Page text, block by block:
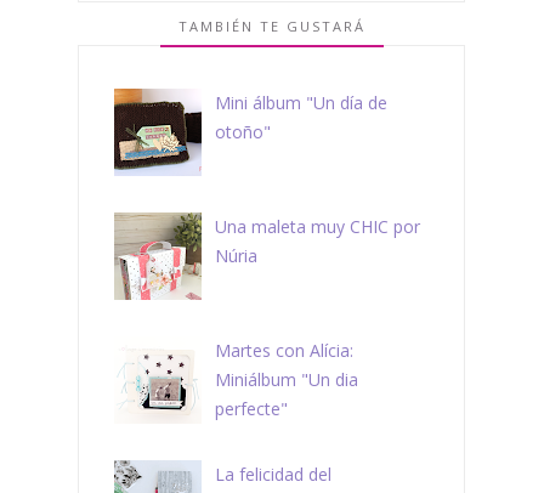
TAMBIÉN TE GUSTARÁ
Mini álbum "Un día de
otoño"
Una maleta muy CHIC por
Núria
Martes con Alícia:
Miniálbum "Un dia
perfecte"
La felicidad del